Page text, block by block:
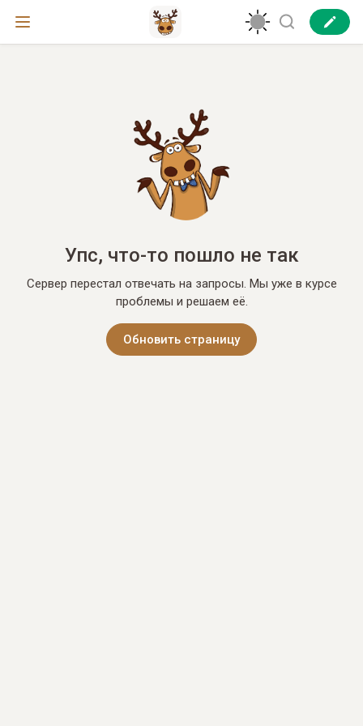
Упс, что-то пошло не так
Сервер перестал отвечать на запросы. Мы уже в курсе
проблемы и решаем её.
Обновить страницу